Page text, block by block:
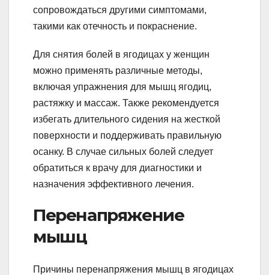
сопровождаться другими симптомами,
такими как отечность и покраснение.
Для снятия болей в ягодицах у женщин
можно применять различные методы,
включая упражнения для мышц ягодиц,
растяжку и массаж. Также рекомендуется
избегать длительного сидения на жесткой
поверхности и поддерживать правильную
осанку. В случае сильных болей следует
обратиться к врачу для диагностики и
назначения эффективного лечения.
Перенапряжение
мышц
Причины перенапряжения мышц в ягодицах